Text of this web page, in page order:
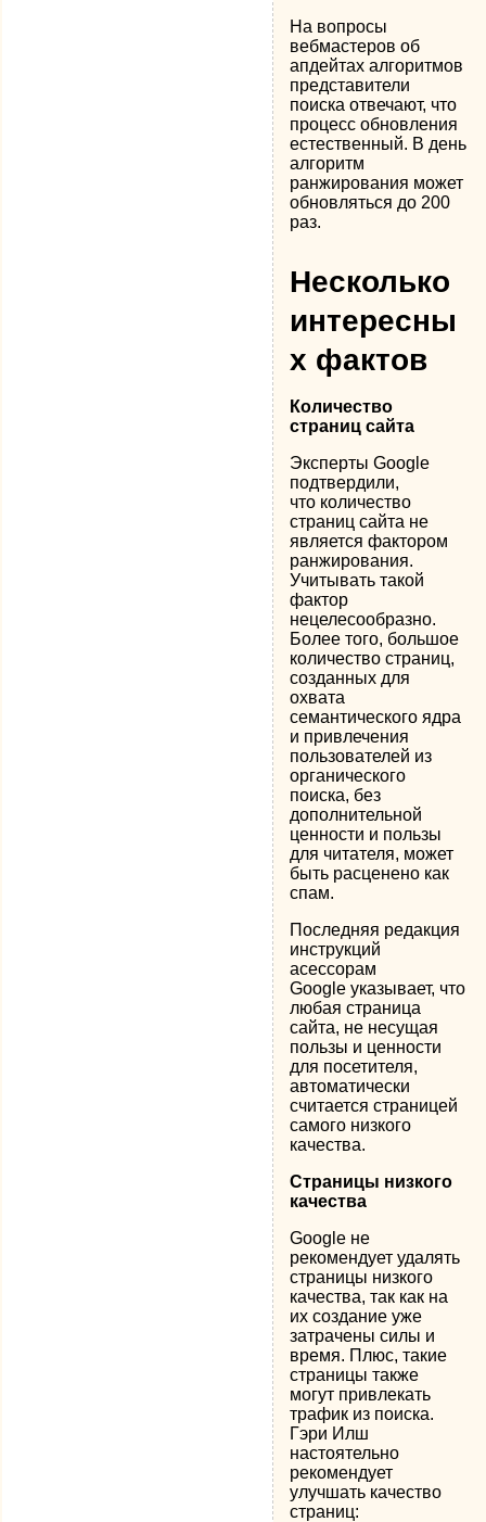
На вопросы
вебмастеров об
апдейтах алгоритмов
представители
поиска отвечают, что
процесс обновления
естественный. В день
алгоритм
ранжирования может
обновляться до 200
раз.
Несколько
интересны
х фактов
Количество
страниц сайта
Эксперты Google
подтвердили,
что количество
страниц сайта не
является фактором
ранжирования.
Учитывать такой
фактор
нецелесообразно.
Более того, большое
количество страниц,
созданных для
охвата
семантического ядра
и привлечения
пользователей из
органического
поиска, без
дополнительной
ценности и пользы
для читателя, может
быть расценено как
спам.
Последняя редакция
инструкций
асессорам
Google указывает, что
любая страница
сайта, не несущая
пользы и ценности
для посетителя,
автоматически
считается страницей
самого низкого
качества.
Страницы низкого
качества
Google не
рекомендует удалять
страницы низкого
качества, так как на
их создание уже
затрачены силы и
время. Плюс, такие
страницы также
могут привлекать
трафик из поиска.
Гэри Илш
настоятельно
рекомендует
улучшать качество
страниц: